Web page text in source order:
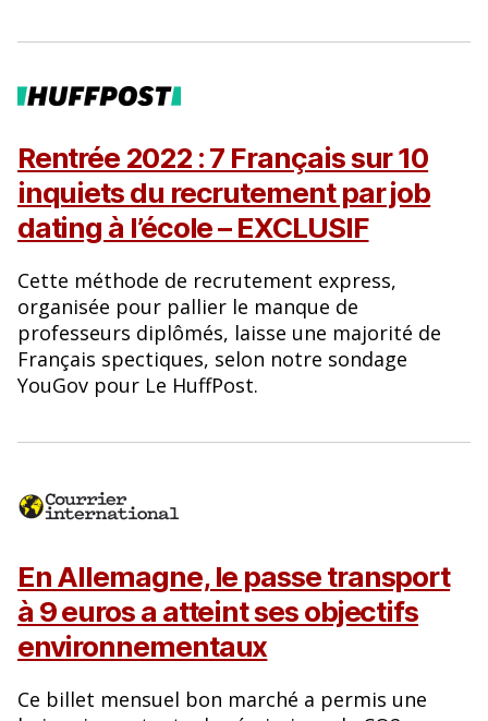
Rentrée 2022 : 7 Français sur 10
inquiets du recrutement par job
dating à l’école – EXCLUSIF
Cette méthode de recrutement express,
organisée pour pallier le manque de
professeurs diplômés, laisse une majorité de
Français spectiques, selon notre sondage
YouGov pour Le HuffPost.
En Allemagne, le passe transport
à 9 euros a atteint ses objectifs
environnementaux
Ce billet mensuel bon marché a permis une